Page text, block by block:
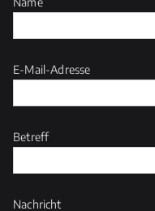
E-Mail-Adresse
Betreff
Nachricht